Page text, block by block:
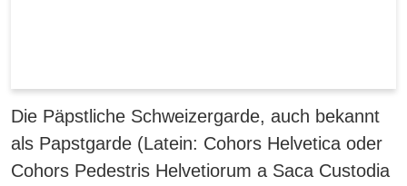
Die Päpstliche Schweizergarde, auch bekannt
als Papstgarde (Latein: Cohors Helvetica oder
Cohors Pedestris Helvetiorum a Saca Custodia